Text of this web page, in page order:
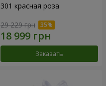
301 красная роза
29 229 грн
Заказать